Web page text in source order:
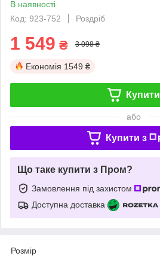
В наявності
Код: 923-752
Роздріб
1 549 ₴ 3 098 ₴
Економія 1549 ₴
Купити
або
Купити з
Що таке купити з Пром?
Замовлення під захистом
Доступна доставка
Розмір